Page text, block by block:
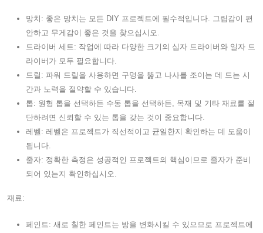
망치: 좋은 망치는 모든 DIY 프로젝트에 필수적입니다. 그립감이 편
안하고 무게감이 좋은 것을 찾으십시오.
드라이버 세트: 작업에 따라 다양한 크기의 십자 드라이버와 일자 드
라이버가 모두 필요합니다.
드릴: 파워 드릴을 사용하면 구멍을 뚫고 나사를 조이는 데 드는 시
간과 노력을 절약할 수 있습니다.
톱: 원형 톱을 선택하든 수동 톱을 선택하든, 목재 및 기타 재료를 절
단하려면 신뢰할 수 있는 톱을 갖는 것이 중요합니다.
레벨: 레벨은 프로젝트가 직선적이고 균일한지 확인하는 데 도움이
됩니다.
줄자: 정확한 측정은 성공적인 프로젝트의 핵심이므로 줄자가 준비
되어 있는지 확인하십시오.
재료:
페인트: 새로 칠한 페인트는 방을 변화시킬 수 있으므로 프로젝트에